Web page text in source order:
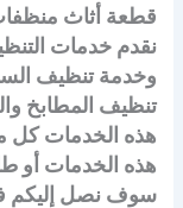
قطعة أثاث منظفات
نقدم خدمات
وخدمة تنظيف
تنظيف المطابخ
هذه الخدمات كل
هذه الخدمات أو
سوف نصل إليكم